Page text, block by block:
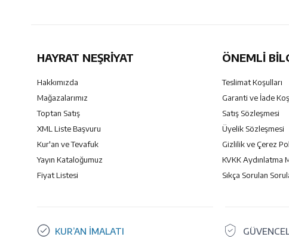
HAYRAT NEŞRIYAT
Hakkımızda
Mağazalarımız
Toptan Satış
XML Liste Başvuru
Kur'an ve Tevafuk
Yayın Kataloğumuz
Fiyat Listesi
ÖNEMLI
Teslimat Koşulları
Garanti ve İade
Satış Sözleşmesi
Üyelik Sözleşmesi
Gizlilik ve Çerez
KVKK Aydınlatma
Sıkça Sorulan
KUR’AN İMALATI